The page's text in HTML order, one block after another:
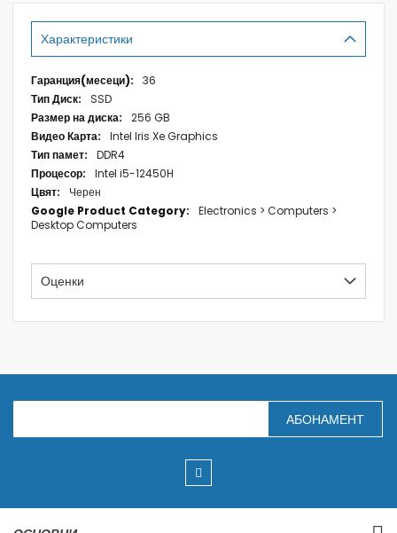
Характеристики
Характеристики
36
SSD
256 GB
Intel Iris Xe Graphics
DDR4
Intel i5-12450H
Черен
Electronics > Computers >
Desktop Computers
Оценки
З
п
е
АБОНАМЕНТ